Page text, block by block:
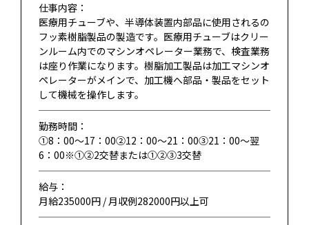
仕事内容：
医療用チューブや、半導体装置内部品に使用されるの
フッ素樹脂製品の製造です。医療用チューブはクリー
ンルーム内でのマシンオペレーター業務で、検査業務
は座り作業になります。樹脂加工製品は加工マシンオ
ペレーターがメインで、加工機へ部品・製品をセット
して機械を操作します。
勤務時間：
①8：00～17：00②12：00～21：00③21：00～翌
6：00※①②2交替または①②③3交替
給与：
月給235000円 / 月収例282000円以上可